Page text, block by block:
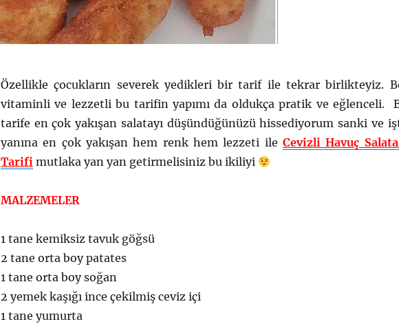
Özellikle çocukların severek yedikleri bir tarif ile tekrar birlikteyiz.
vitaminli ve lezzetli bu tarifin yapımı da oldukça pratik ve eğlenceli.
tarife en çok yakışan salatayı düşündüğünüzü hissediyorum sanki ve
yanına en çok yakışan hem renk hem lezzeti ileCevizli Havuç
Tarifimutlaka yan yan getirmelisiniz bu ikiliyi
MALZEMELER
1 tane kemiksiz tavuk göğsü
2 tane orta boy patates
1 tane orta boy soğan
2 yemek kaşığı ince çekilmiş ceviz içi
1 tane yumurta